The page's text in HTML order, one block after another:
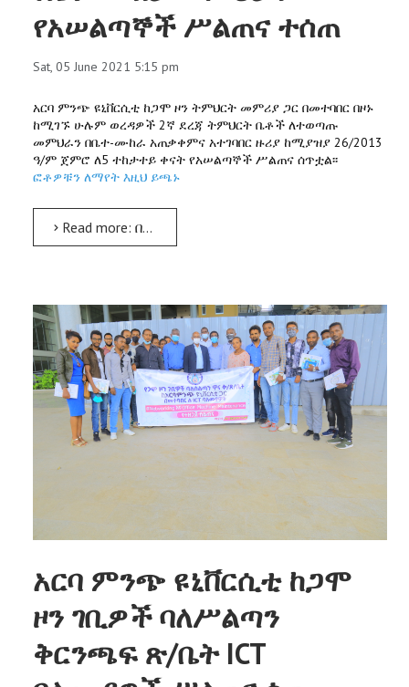
የአሠልጣኞች ሥልጠና ተሰጠ
Sat, 05 June 2021 5:15 pm
አርባ ምንጭ ዩኒቨርሲቲ ከጋሞ ዞን ትምህርት መምሪያ ጋር በመተባበር በዞኑ
ከሚገኙ ሁሉም ወረዳዎች 2ኛ ደረጃ ትምህርት ቤቶች ለተወጣጡ
መምህራን በቤተ-ሙከራ አጠቃቀምና አተገባበር ዙሪያ ከሚያዝያ 26/2013
ዓ/ም ጀምሮ ለ5 ተከታተይ ቀናት የአሠልጣኞች ሥልጠና ሰጥቷል፡፡
ፎቶዎቹን ለማየት እዚህ ይጫኑ
Read more: በጋሞ ዞን ከሚገኙ የ2ኛ ደረጃ ትምህርት ቤቶች ለተወጣጡ የቤተ-ሙከራ መምህራን የአሠልጣኞች ሥልጠና ተሰጠ
አርባ ምንጭ ዩኒቨርሲቲ ከጋሞ
ዞን ገቢዎች ባለሥልጣን
ቅርንጫፍ ጽ/ቤት ICT